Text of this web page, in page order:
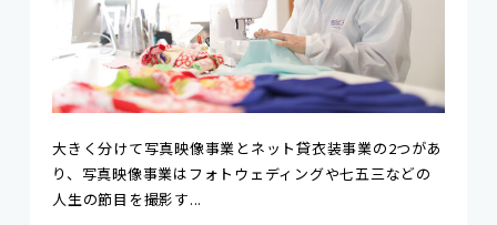
大きく分けて写真映像事業とネット貸衣装事業の2つがあ
り、写真映像事業はフォトウェディングや七五三などの
人生の節目を撮影す...